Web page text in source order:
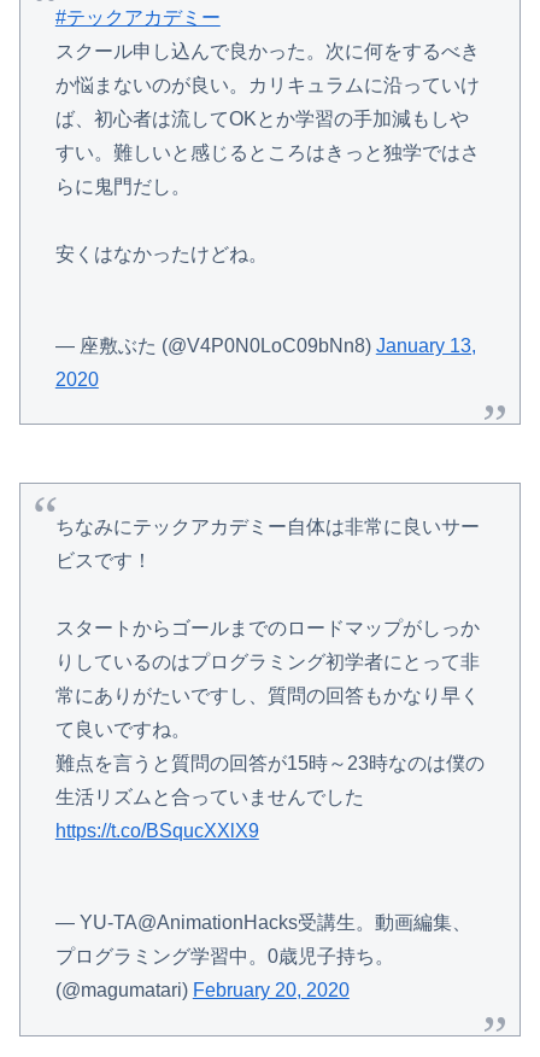
#テックアカデミー
スクール申し込んで良かった。次に何をするべき
か悩まないのが良い。カリキュラムに沿っていけ
ば、初心者は流してOKとか学習の手加減もしや
すい。難しいと感じるところはきっと独学ではさ
らに鬼門だし。
安くはなかったけどね。
— 座敷ぶた (@V4P0N0LoC09bNn8) January 13,
2020
ちなみにテックアカデミー自体は非常に良いサー
ビスです！
スタートからゴールまでのロードマップがしっか
りしているのはプログラミング初学者にとって非
常にありがたいですし、質問の回答もかなり早く
て良いですね。
難点を言うと質問の回答が15時～23時なのは僕の
生活リズムと合っていませんでした
https://t.co/BSqucXXlX9
— YU-TA@AnimationHacks受講生。動画編集、
プログラミング学習中。0歳児子持ち。
(@magumatari) February 20, 2020